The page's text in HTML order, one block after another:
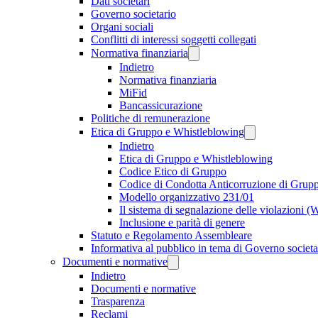
Governo societario
Organi sociali
Conflitti di interessi soggetti collegati
Normativa finanziaria
Indietro
Normativa finanziaria
MiFid
Bancassicurazione
Politiche di remunerazione
Etica di Gruppo e Whistleblowing
Indietro
Etica di Gruppo e Whistleblowing
Codice Etico di Gruppo
Codice di Condotta Anticorruzione di
Modello organizzativo 231/01
Il sistema di segnalazione delle violazioni
Inclusione e parità di genere
Statuto e Regolamento Assembleare
Informativa al pubblico in tema di Governo
Documenti e normative
Indietro
Documenti e normative
Trasparenza
Reclami